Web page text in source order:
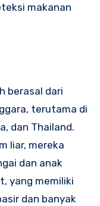
makanan
berasal dari
terutama di
dan Thailand.
liar, mereka
dan anak
yang memiliki
dan banyak